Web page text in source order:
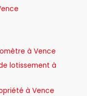
à Vence
lotissement à
à Vence